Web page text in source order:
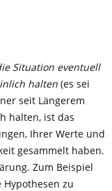
Situation eventuell
halten (es sei
seit Längerem
halten, ist das
Ihrer Werte und
gesammelt haben.
Zum Beispiel
zu